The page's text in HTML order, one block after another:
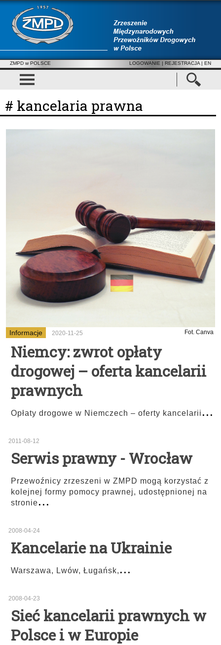
ZMPD w POLSCE LOGOWANIE | REJESTRACJA | EN
# kancelaria prawna
Informacje 2020-11-25 Fot. Canva
Niemcy: zwrot opłaty
drogowej – oferta kancelarii
prawnych
Opłaty drogowe w Niemczech – oferty kancelarii ...
2011-08-12
Serwis prawny - Wrocław
Przewoźnicy zrzeszeni w ZMPD mogą korzystać z
kolejnej formy pomocy prawnej, udostępnionej na
stronie...
2008-04-24
Kancelarie na Ukrainie
Warszawa, Lwów, Ługańsk, ...
2008-04-23
Sieć kancelarii prawnych w
Polsce i w Europie